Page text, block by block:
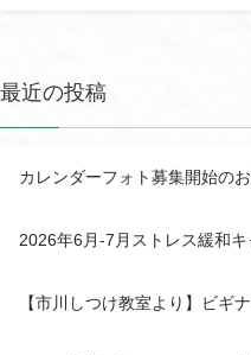
最近の投稿
カレンダーフォト募集開始の
2026年6月-7月ストレス緩和キ
【市川しつけ教室より】ビギ